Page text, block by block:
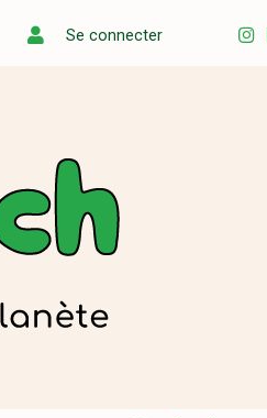
Se connecter